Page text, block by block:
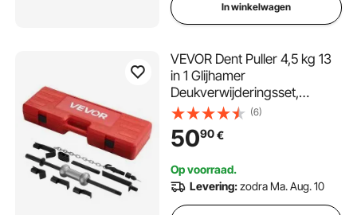
In winkelwagen
VEVOR Dent Puller 4,5 kg 13
in 1 Glijhamer
Deukverwijderingsset,
Carrosserieherstelgereedsch
ap voor het verwijderen van
autoschade, Reparatieframe
antisliphandgreep
(6)
5090€
Op voorraad.
Levering:zodra Ma. Aug. 10